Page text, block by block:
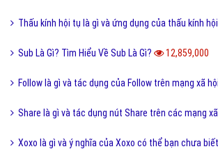
Thấu kính hội tụ là gì và ứng dụng của thấu kính
Sub Là Gì? Tìm Hiểu Về Sub Là Gì? 12,859,000
Follow là gì và tác dụng của Follow trên mạng xã
Share là gì và tác dụng nút Share trên các mạng
Xoxo là gì và ý nghĩa của Xoxo có thể bạn chưa